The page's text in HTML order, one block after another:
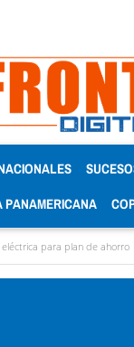
PANAMERICANA
de ahorro El